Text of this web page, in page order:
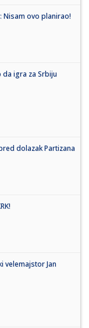
Nisam ovo planirao!
igra za Srbiju
dolazak Partizana
velemajstor Jan